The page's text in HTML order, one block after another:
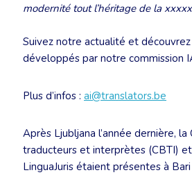
modernité tout l’héritage de la
Suivez notre actualité et
développés par notre commission
Plus d’infos : ai@translators.be
Après Ljubljana l’année dernière,
traducteurs et interprètes (CBTI)
LinguaJuris étaient présentes à